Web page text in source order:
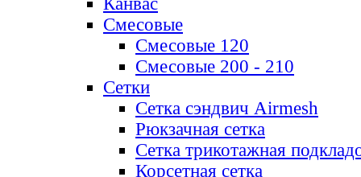
Смесовые
Смесовые 120
Смесовые 200 - 210
Сетки
Сетка сэндвич Airmesh
Рюкзачная сетка
Сетка трикотажная
Корсетная сетка